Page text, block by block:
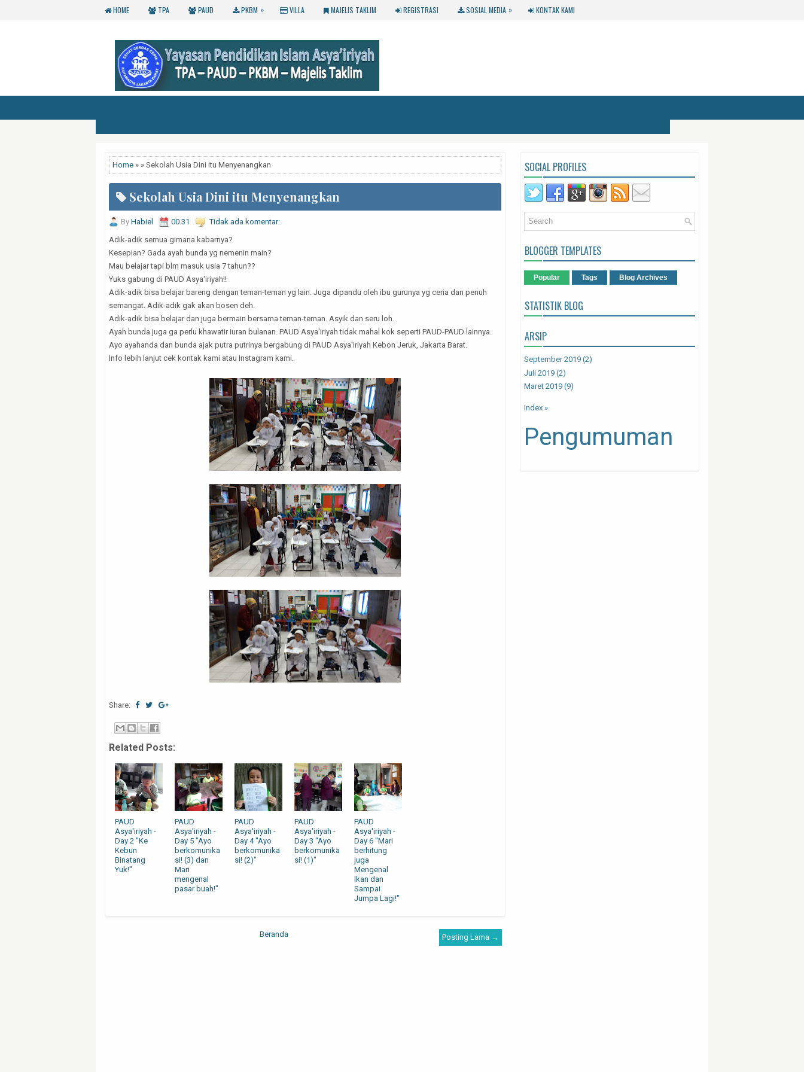
HOME TPA PAUD PKBM » VILLA MAJELIS TAKLIM REGISTRASI SOSIAL MEDIA » KONTAK KAMI
Home » » Sekolah Usia Dini itu Menyenangkan
Sekolah Usia Dini itu Menyenangkan
By Habiel 00.31
Tidak ada komentar:
Adik-adik semua gimana kabarnya?
Kesepian? Gada ayah bunda yg nemenin main?
Mau belajar tapi blm masuk usia 7 tahun??
Yuks gabung di PAUD Asya'iriyah!!
Adik-adik bisa belajar bareng dengan teman-teman yg lain. Juga dipandu oleh ibu gurunya yg ceria dan penuh
semangat. Adik-adik gak akan bosen deh.
Adik-adik bisa belajar dan juga bermain bersama teman-teman. Asyik dan seru loh..
Ayah bunda juga ga perlu khawatir iuran bulanan. PAUD Asya'iriyah tidak mahal kok seperti PAUD-PAUD lainnya.
Ayo ayahanda dan bunda ajak putra putrinya bergabung di PAUD Asya'iriyah Kebon Jeruk, Jakarta Barat.
Info lebih lanjut cek kontak kami atau Instagram kami.
Share:
Related Posts:
PAUD
Asya'iriyah -
Day 2 "Ke
Kebun
Binatang
Yuk!"
PAUD
Asya'iriyah -
Day 5 "Ayo
berkomunika
si! (3) dan
Mari
mengenal
pasar buah!"
PAUD
Asya'iriyah -
Day 4 "Ayo
berkomunika
si! (2)"
PAUD
Asya'iriyah -
Day 3 "Ayo
berkomunika
si! (1)"
PAUD
Asya'iriyah -
Day 6 "Mari
berhitung
juga
Mengenal
Ikan dan
Sampai
Jumpa Lagi!"
Posting Lama →
Beranda
SOCIAL PROFILES
BLOGGER TEMPLATES
Popular Tags Blog Archives
STATISTIK BLOG
ARSIP
September 2019 (2)
Juli 2019 (2)
Maret 2019 (9)
Index »
Pengumuman